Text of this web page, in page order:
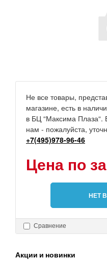
Не все товары,
магазине, есть в
в БЦ “Максима Плаза“.
нам - пожалуйста,
+7(495)978-96-46
Цена по
НЕТ
Сравнение
Акции и новинки